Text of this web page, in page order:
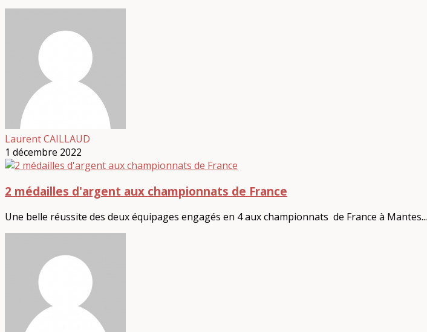
Laurent CAILLAUD
1 décembre 2022
2 médailles d'argent aux championnats de France
Une belle réussite des deux équipages engagés en 4 aux championnats de France à Mantes...